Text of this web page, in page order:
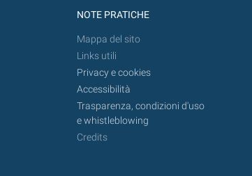
NOTE PRATICHE
Mappa del sito
Links utili
Privacy e cookies
Accessibilità
Trasparenza, condizioni d'uso
e whistleblowing
Credits